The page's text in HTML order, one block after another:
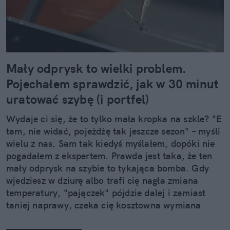
Mały odprysk to wielki problem.
Pojechałem sprawdzić, jak w 30 minut
uratować szybę (i portfel)
Wydaje ci się, że to tylko mała kropka na szkle? "E
tam, nie widać, pojeżdżę tak jeszcze sezon" – myśli
wielu z nas. Sam tak kiedyś myślałem, dopóki nie
pogadałem z ekspertem. Prawda jest taka, że ten
mały odprysk na szybie to tykająca bomba. Gdy
wjedziesz w dziurę albo trafi cię nagła zmiana
temperatury, "pajączek" pójdzie dalej i zamiast
taniej naprawy, czeka cię kosztowna wymiana